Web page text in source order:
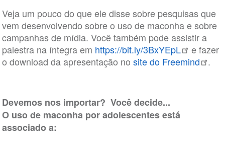
Veja um pouco do que ele disse sobre pesquisas que
vem desenvolvendo sobre o uso de maconha e sobre
campanhas de mídia. Você também pode assistir a
palestra na íntegra em https://bit.ly/3BxYEpL
e fazer
o download da apresentação no site do Freemind .
Devemos nos importar? Você decide...
O uso de maconha por adolescentes está
associado a: